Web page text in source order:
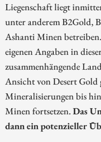
Liegenschaft liegt
unter anderem B2Gold,
Ashanti Minen
eigenen Angaben in
zusammenhängende
Ansicht von Desert Gold
Mineralisierungen bis
Minen fortsetzen.Das
dann ein potenzieller